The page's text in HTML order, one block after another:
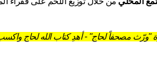
"ورّث مصحفاً لحاج" - أهدِ كتاب الله لحاج